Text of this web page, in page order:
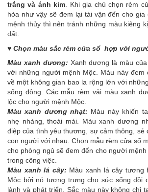
trắng và ánh kim. Khi gia chủ chọn rèm
hòa như vậy sẽ đem lại tài vận đến cho
mệnh thủy thì nên tránh những màu kiêng
đất.
♥ Chọn màu sắc rèm cửa sổ hợp với
Màu xanh dương: Xanh dương là màu
với những người mệnh Mộc. Màu này đem
về một không gian bao la rộng lớn với
sống động. Các mẫu rèm vải màu xanh
lộc cho người mệnh Mộc.
Màu xanh dương nhạt: Màu này khiến
nhẹ nhàng, thoải mái. Màu xanh dương
điệp của tình yêu thương, sự cảm thông, sẻ
con người với nhau. Chọn mẫu rèm cửa sổ
cho phòng ngủ sẽ đem đến cho người
trong công việc.
Màu xanh lá cây: Màu xanh lá cây tương
Mộc bởi nó tượng trưng cho sức sống dồi
lành và phát triển. Sắc màu này không chỉ